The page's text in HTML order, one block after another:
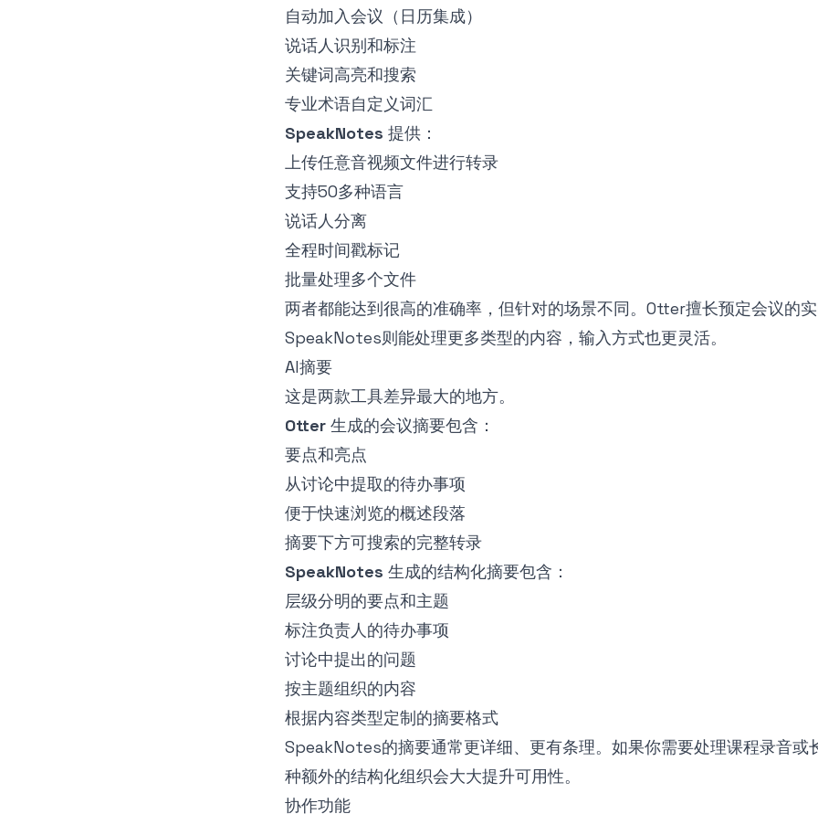
自动加入会议（日历集成）
说话人识别和标注
关键词高亮和搜索
专业术语自定义词汇
SpeakNotes 提供：
上传任意音视频文件进行转录
支持50多种语言
说话人分离
全程时间戳标记
批量处理多个文件
两者都能达到很高的准确率，但针对的场景不同。Otter擅长预定会议的实
SpeakNotes则能处理更多类型的内容，输入方式也更灵活。
AI摘要
这是两款工具差异最大的地方。
Otter 生成的会议摘要包含：
要点和亮点
从讨论中提取的待办事项
便于快速浏览的概述段落
摘要下方可搜索的完整转录
SpeakNotes 生成的结构化摘要包含：
层级分明的要点和主题
标注负责人的待办事项
讨论中提出的问题
按主题组织的内容
根据内容类型定制的摘要格式
SpeakNotes的摘要通常更详细、更有条理。如果你需要处理课程录音或
种额外的结构化组织会大大提升可用性。
协作功能